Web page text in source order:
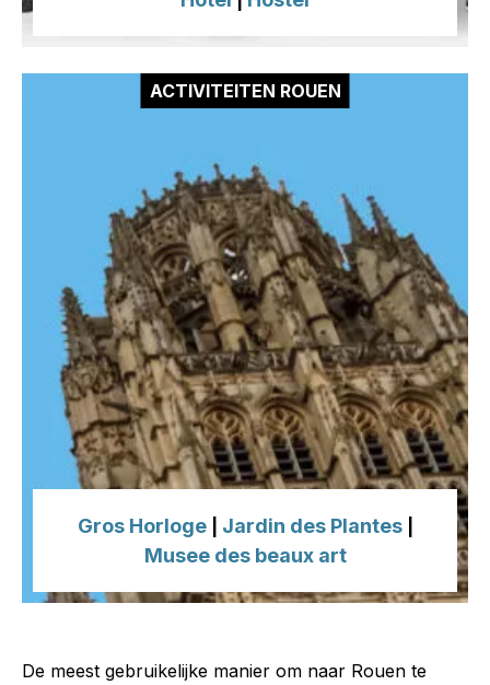
ACTIVITEITEN ROUEN
Gros Horloge| Jardin des Plantes|
Musee des beaux art
De meest gebruikelijke manier om naar Rouen te